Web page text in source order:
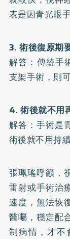
表是因青光眼
3. 術後復原期
解答：傳統手
支架手術，則
4. 術後就不用
解答：手術是
術後就不用持
張珮瑤呼籲，
雷射或手術治
速度，無法恢
醫囑，穩定配
制病情，才不